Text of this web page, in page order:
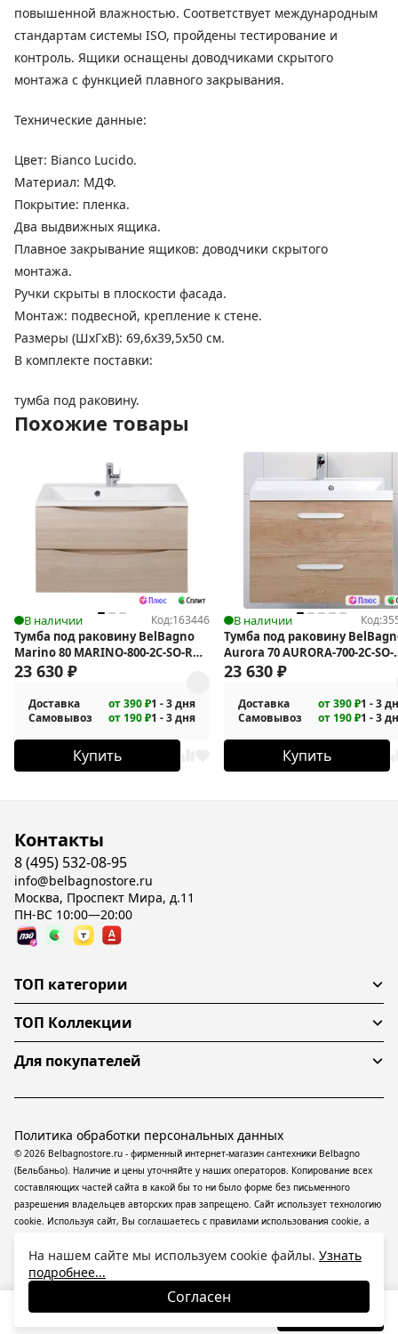
23 545₽ В корзину
повышенной влажностью. Соответствует международным
стандартам системы ISO, пройдены тестирование и
контроль. Ящики оснащены доводчиками скрытого
монтажа с функцией плавного закрывания.
Технические данные:
Цвет: Bianco Lucido.
Материал: МДФ.
Покрытие: пленка.
Два выдвижных ящика.
Плавное закрывание ящиков: доводчики скрытого
монтажа.
Ручки скрыты в плоскости фасада.
Монтаж: подвесной, крепление к стене.
Размеры (ШхГхВ): 69,6х39,5х50 см.
В комплекте поставки:
тумба под раковину.
Похожие товары
В наличии Код:163446
Тумба под раковину BelBagno
Marino 80 MARINO-800-2C-SO-RG-
P подвесная
23 630 ₽
Доставка от 390 ₽1 - 3 дня
Самовывоз
от 190 ₽1 - 3 дня
Купить
В наличии Код:
Тумба под раковину
Aurora 70 AURORA-700-2C-SO-
RNN подвесная
23 630 ₽
Доставка от 390 ₽1 - 3
Самовывоз
от 190 ₽1 - 3
Купить
Контакты
8 (495) 532-08-95
info@belbagnostore.ru
Москва, Проспект Мира, д.11
ПН-ВС 10:00—20:00
ТОП категории
ТОП Коллекции
Для покупателей
© 2026 Belbagnostore.ru - фирменный интернет-магазин сантехники Belbagno
(Бельбаньо). Наличие и цены уточняйте у наших операторов. Копирование всех
составляющих частей сайта в какой бы то ни было форме без письменного
разрешения владельцев авторских прав запрещено. Сайт использует технологию
cookie. Используя сайт, Вы соглашаетесь с правилами использования cookie, а
ресурсе применяютсярекомендательные технологии(информационные
технологии предоставления информации на основе сбора, систематизации и
анализа сведений, относящихся к предпочтениям пользователей сети
«Интернет», находящихся на территории Российской Федерации).
Политика обработки персональных данных
На нашем сайте мы используем cookie файлы. Узнать
подробнее...
Согласен